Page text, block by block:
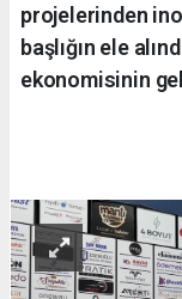
projelerinden
başlığın ele
ekonomisinin